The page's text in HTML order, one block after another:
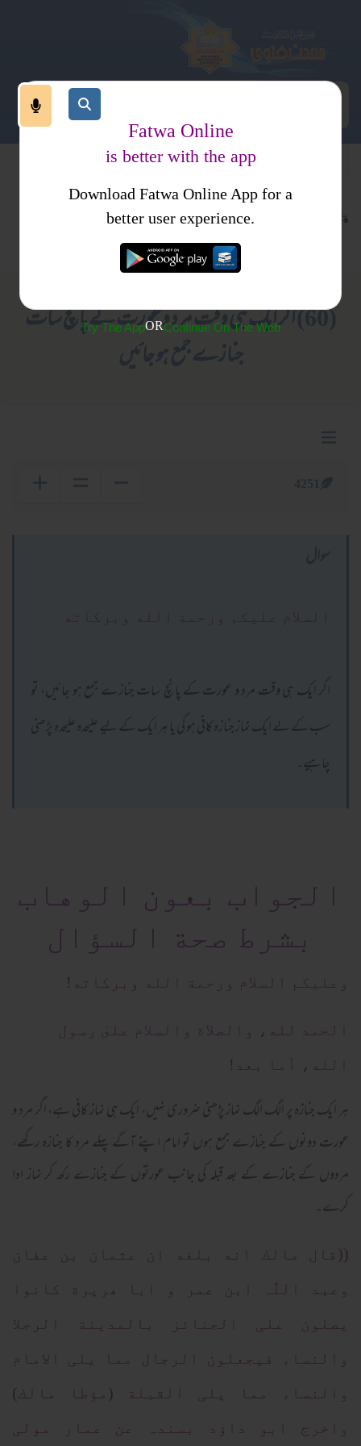
نماز
کتب فتاوی
فتاوی علمائے حدیث جلد 5
(60) اگر ایک ہی وقت مرد و عورت کے پانچ سات
جنازے جمع ہو جائیں
السلام عليكم ورحمة الله وبركاته
اگر ایک ہی وقت مرد و عورت کے پانچ سات جنازے جمع ہو جائیں، تو
سب کے لے ایک نماز جنازہ کافی ہو گی یا ہر ایک کے لیے علیحدہ علیحدہ پڑھنی
چاہیے۔
الجواب بعون الوهاب
بشرط صحة السؤال
وعلیکم السلام ورحمة الله وبرکاته!
الحمد لله، والصلاة والسلام علىٰ رسول
الله، أما بعد!
ہر ایک جنازہ پر الگ الگ نماز پڑھنی ضروری نہیں، ایک ہی نماز کافی ہے، اگر مرد و
عورت دونوں کے جنازے جمع ہوں تو امام اپنے آگے پہلے مرد کا جنازہ رکھے،
مردوں کے جنازے کے بعد قبلہ کی جانب عورتوں کے جنازے رکھ کر نماز ادا
کرے۔
((قال مالك انه بلغه ان عثمان بن عفان
وعبد اللّٰہ ابن عمر و ابا ھریرة کانوا
یصلون علی الجنائز بالمدینة الرجلا
والنساء فیجعلون الرجال مما یلی الامام
والنساء مما یلی القبلة (مؤطا مالك)
واخرج ابو داؤد بسندہ عن عمار مولی
Fatwa Online
is better with the app
Download Fatwa Online App for a
better user experience.
Try The AppORContinue On The Web